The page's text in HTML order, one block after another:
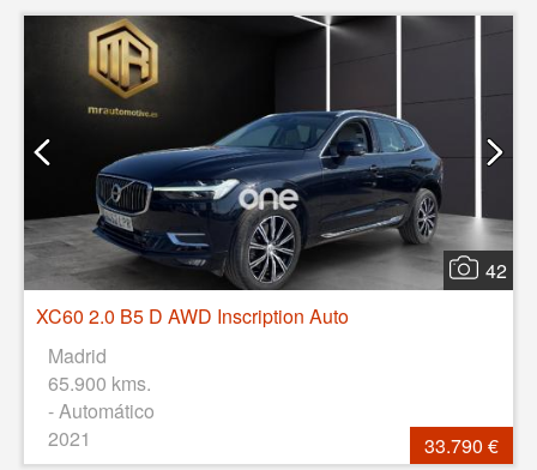
42
XC60 2.0 B5 D AWD Inscription Auto
Madrid
65.900 kms.
- Automático
2021
33.790 €